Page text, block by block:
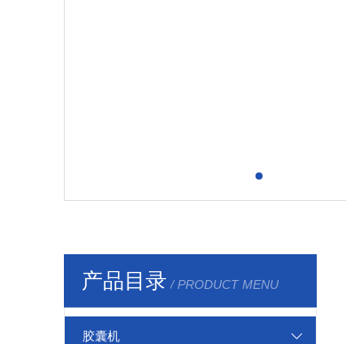
产品目录 / PRODUCT MENU
胶囊机